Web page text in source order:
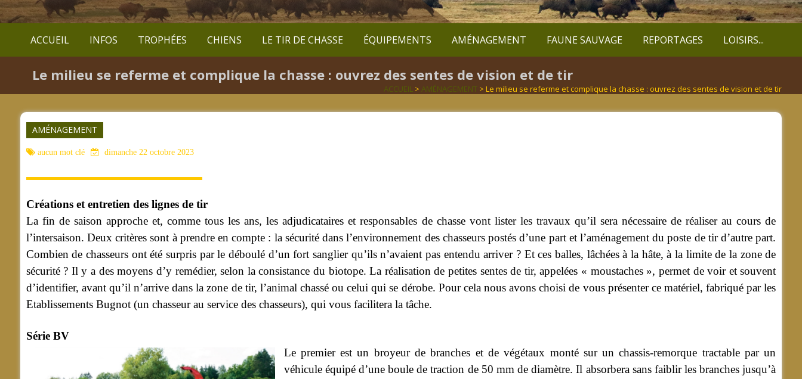
ACCUEIL INFOS TROPHÉES CHIENS LE TIR DE CHASSE ÉQUIPEMENTS AMÉNAGEMENT FAUNE SAUVAGE REPORTAGES LOISIRS...
Le milieu se referme et complique la chasse : ouvrez des sentes de vision et de tir
ACCUEIL >AMÉNAGEMENT > Le milieu se referme et complique la chasse : ouvrez des sentes de vision et de tir
AMÉNAGEMENT
aucun mot clé dimanche 22 octobre 2023
Créations et entretien des lignes de tir
La fin de saison approche et, comme tous les ans, les adjudicataires et responsables de chasse vont lister les travaux qu’il sera nécessaire de réaliser au cours de
l’intersaison. Deux critères sont à prendre en compte : la sécurité dans l’environnement des chasseurs postés d’une part et l’aménagement du poste de tir d’autre part.
Combien de chasseurs ont été surpris par le déboulé d’un fort sanglier qu’ils n’avaient pas entendu arriver ? Et ces balles, lâchées à la hâte, à la limite de la zone de
sécurité ? Il y a des moyens d’y remédier, selon la consistance du biotope. La réalisation de petites sentes de tir, appelées « moustaches », permet de voir et souvent
d’identifier, avant qu’il n’arrive dans la zone de tir, l’animal chassé ou celui qui se dérobe. Pour cela nous avons choisi de vous présenter ce matériel, fabriqué par les
Etablissements Bugnot (un chasseur au service des chasseurs), qui vous facilitera la tâche.
Série BV
Le premier est un broyeur de branches et de végétaux monté sur un chassis-remorque tractable par un
véhicule équipé d’une boule de traction de 50 mm de diamètre. Il absorbera sans faiblir les branches jusqu’à